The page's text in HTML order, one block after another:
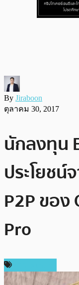
By Jiraboon
ตุลาคม 30, 2017
นักลงทุน
ประโยชน์
P2P ของ
Pro